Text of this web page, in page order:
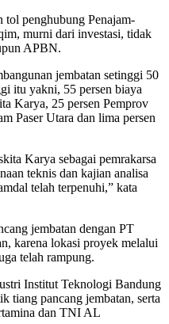
tol penghubung Penajam-
murni dari investasi, tidak
APBN.
jembatan setinggi 50
itu yakni, 55 persen biaya
Karya, 25 persen Pemprov
Paser Utara dan lima persen
Karya sebagai pemrakarsa
teknis dan kajian analisa
telah terpenuhi,” kata
jembatan dengan PT
karena lokasi proyek melalui
telah rampung.
Institut Teknologi Bandung
tiang pancang jembatan, serta
dan TNI AL